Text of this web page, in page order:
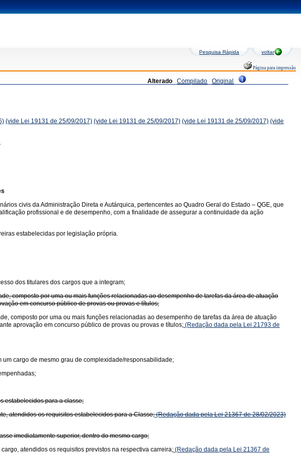
Pesquisa Rápida voltar
Página para impressão
Alterado Compilado Original
(vide Lei 19131 de 25/09/2017) (vide Lei 19131 de 25/09/2017) (vide Lei 19131 de 25/09/2017) (vide
civis da Administração Direta e Autárquica, pertencentes ao Quadro Geral do Estado – QGE, que
profissional e de desempenho, com a finalidade de assegurar a continuidade da ação
estabelecidas por legislação própria.
dos titulares dos cargos que a integram;
composto por uma ou mais funções relacionadas ao desempenho de tarefas da área de atuação
em concurso público de provas ou provas e títulos;
composto por uma ou mais funções relacionadas ao desempenho de tarefas da área de atuação
aprovação em concurso público de provas ou provas e títulos; (Redação dada pela Lei 21793 de
cargo de mesmo grau de complexidade/responsabilidade;
estabelecidos para a classe;
atendidos os requisitos estabelecidos para a Classe;(Redação dada pela Lei 21367 de 28/02/2023)
imediatamente superior, dentro do mesmo cargo;
atendidos os requisitos previstos na respectiva carreira; (Redação dada pela Lei 21367 de